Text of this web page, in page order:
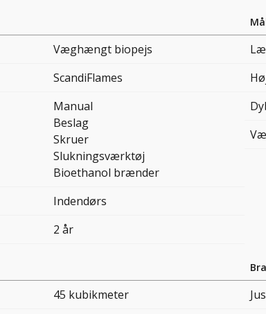
Væghængt biopejs
ScandiFlames
Manual
Beslag
Skruer
Slukningsværktøj
Bioethanol brænder
Indendørs
2 år
45 kubikmeter